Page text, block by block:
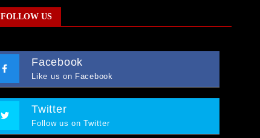
FOLLOW US
Facebook
Like us on Facebook
Twitter
Follow us on Twitter